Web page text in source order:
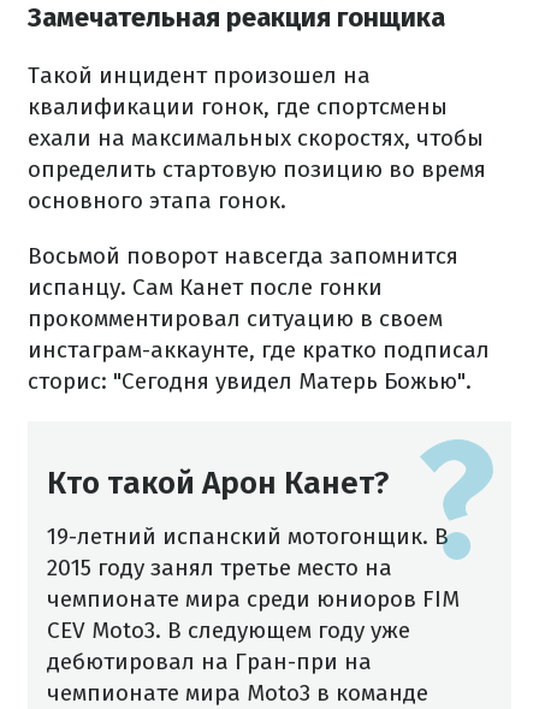
Замечательная реакция гонщика
Такой инцидент произошел на
квалификации гонок, где спортсмены
ехали на максимальных скоростях, чтобы
определить стартовую позицию во время
основного этапа гонок.
Восьмой поворот навсегда запомнится
испанцу. Сам Канет после гонки
прокомментировал ситуацию в своем
инстаграм-аккаунте, где кратко подписал
сторис: "Сегодня увидел Матерь Божью".
Кто такой Арон Канет?
19-летний испанский мотогонщик. В
2015 году занял третье место на
чемпионате мира среди юниоров FIM
CEV Moto3. В следующем году уже
дебютировал на Гран-при на
чемпионате мира Moto3 в команде